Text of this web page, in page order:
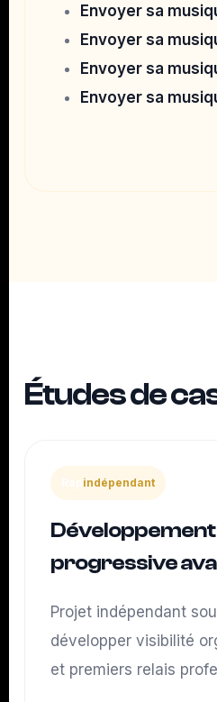
Envoyer sa
Envoyer sa
Envoyer sa
Envoyer sa
Études de
indépendant
progressive
Projet indépendant
développer visibilité
et premiers relais